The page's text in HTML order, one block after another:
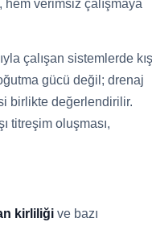
verimsiz çalışmaya
çalışan sistemlerde kış
gücü değil; drenaj
birlikte değerlendirilir.
titreşim oluşması,
kirliliği ve bazı